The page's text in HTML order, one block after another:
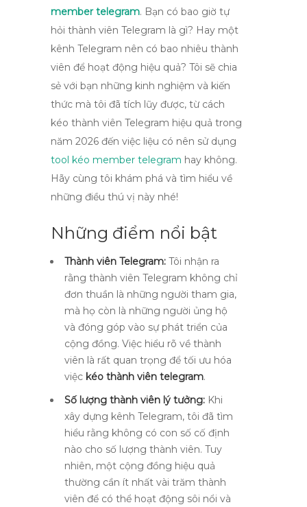
member telegram. Bạn có bao giờ tự
hỏi thành viên Telegram là gì? Hay một
kênh Telegram nên có bao nhiêu thành
viên để hoạt động hiệu quả? Tôi sẽ chia
sẻ với bạn những kinh nghiệm và kiến
thức mà tôi đã tích lũy được, từ cách
kéo thành viên Telegram hiệu quả trong
năm 2026 đến việc liệu có nên sử dụng
tool kéo member telegram hay không.
Hãy cùng tôi khám phá và tìm hiểu về
những điều thú vị này nhé!
Những điểm nổi bật
Thành viên Telegram: Tôi nhận ra
rằng thành viên Telegram không chỉ
đơn thuần là những người tham gia,
mà họ còn là những người ủng hộ
và đóng góp vào sự phát triển của
cộng đồng. Việc hiểu rõ về thành
viên là rất quan trọng để tối ưu hóa
việc kéo thành viên telegram.
Số lượng thành viên lý tưởng: Khi
xây dựng kênh Telegram, tôi đã tìm
hiểu rằng không có con số cố định
nào cho số lượng thành viên. Tuy
nhiên, một cộng đồng hiệu quả
thường cần ít nhất vài trăm thành
viên để có thể hoạt động sôi nổi và